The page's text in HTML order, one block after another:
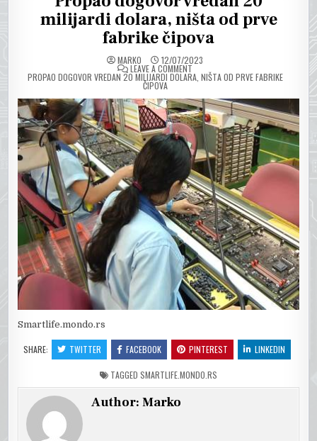
milijardi dolara, ništa od prve
fabrike čipova
MARKO 12/07/2023
LEAVE A COMMENTON
PROPAO DOGOVOR VREDAN 20 MILIJARDI DOLARA, NIŠTA OD PRVE FABRIKE
ČIPOVA
Smartlife.mondo.rs
SHARE: TWITTER FACEBOOK PINTEREST LINKEDIN
TAGGED SMARTLIFE.MONDO.RS
Author:Marko